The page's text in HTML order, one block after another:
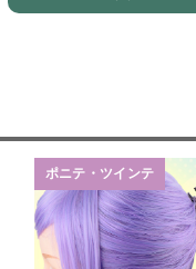
ポニテ・ツインテ